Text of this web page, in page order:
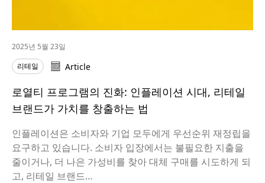
2025년 5월 23일
리테일
Article
로열티 프로그램의 진화: 인플레이션 시대, 리테일
브랜드가 가치를 창출하는 법
인플레이션은 소비자와 기업 모두에게 우선순위 재정립을
요구하고 있습니다. 소비자 입장에서는 불필요한 지출을
줄이거나, 더 나은 가성비를 찾아 대체 구매를 시도하게 되
고, 리테일 브랜드…